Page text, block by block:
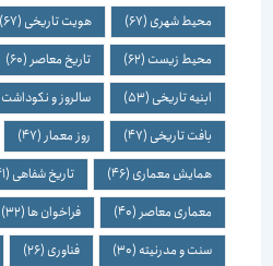
محیط شهری(67) هویت تاریخی(67)
محیط زیست(62) تاریخ معاصر(60)
ابنیه تاریخی(53) سالروز و نکوداشت(52)
بافت تاریخی(47) روز معمار(47)
همایش معماری(46) تاریخ شفاهی(41)
معماری معاصر(40) فراخوان ها(32)
سنت و مدرنیته(30) فناوری(26)